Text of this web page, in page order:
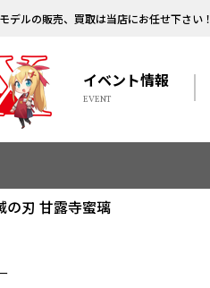
デルの販売、買取は当店にお任せ下さい！
イベント情報
EVENT
の刃 甘露寺蜜璃